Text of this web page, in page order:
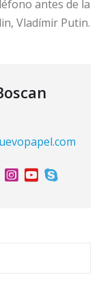
antes de la
Vladímir Putin.